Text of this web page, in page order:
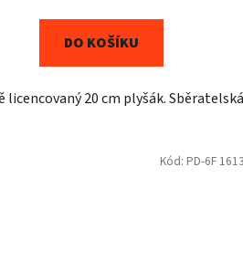
DO KOŠÍKU
licencovaný 20 cm plyšák.
Kód: PD-6F